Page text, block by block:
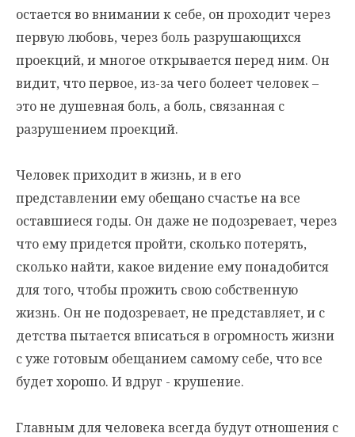
остается во внимании к себе, он проходит через
первую любовь, через боль разрушающихся
проекций, и многое открывается перед ним. Он
видит, что первое, из-за чего болеет человек –
это не душевная боль, а боль, связанная с
разрушением проекций.
Человек приходит в жизнь, и в его
представлении ему обещано счастье на все
оставшиеся годы. Он даже не подозревает, через
что ему придется пройти, сколько потерять,
сколько найти, какое видение ему понадобится
для того, чтобы прожить свою собственную
жизнь. Он не подозревает, не представляет, и с
детства пытается вписаться в огромность жизни
с уже готовым обещанием самому себе, что все
будет хорошо. И вдруг - крушение.
Главным для человека всегда будут отношения с